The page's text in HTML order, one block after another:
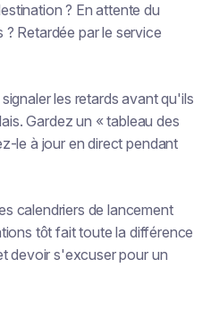
? En attente du
Retardée par le service
les retards avant qu'ils
Gardez un « tableau des
le à jour en direct pendant
calendriers de lancement
tôt fait toute la différence
devoir s'excuser pour un